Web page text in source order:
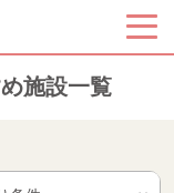
施設一覧